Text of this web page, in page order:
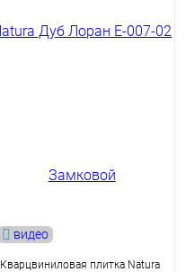
видео
Кварцвиниловая плитка Natura